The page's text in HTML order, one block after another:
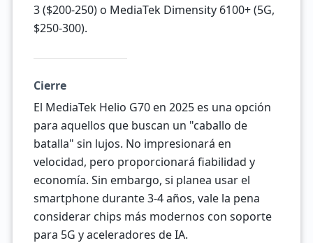
3 ($200-250) o MediaTek Dimensity 6100+ (5G,
$250-300).
Cierre
El MediaTek Helio G70 en 2025 es una opción
para aquellos que buscan un "caballo de
batalla" sin lujos. No impresionará en
velocidad, pero proporcionará fiabilidad y
economía. Sin embargo, si planea usar el
smartphone durante 3-4 años, vale la pena
considerar chips más modernos con soporte
para 5G y aceleradores de IA.